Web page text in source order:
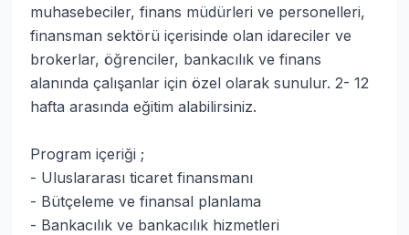
muhasebeciler, finans müdürleri ve personelleri,
finansman sektörü içerisinde olan idareciler ve
brokerlar, öğrenciler, bankacılık ve finans
alanında çalışanlar için özel olarak sunulur. 2- 12
hafta arasında eğitim alabilirsiniz.
Program içeriği ;
- Uluslararası ticaret finansmanı
- Bütçeleme ve finansal planlama
- Bankacılık ve bankacılık hizmetleri